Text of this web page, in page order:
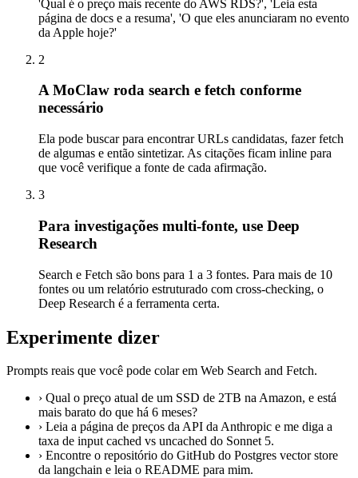
'Qual é o preço mais recente do AWS RDS?', 'Leia esta
página de docs e a resuma', 'O que eles anunciaram no evento
da Apple hoje?'
2
A MoClaw roda search e fetch conforme
necessário
Ela pode buscar para encontrar URLs candidatas, fazer fetch
de algumas e então sintetizar. As citações ficam inline para
que você verifique a fonte de cada afirmação.
3
Para investigações multi-fonte, use Deep
Research
Search e Fetch são bons para 1 a 3 fontes. Para mais de 10
fontes ou um relatório estruturado com cross-checking, o
Deep Research é a ferramenta certa.
Experimente dizer
Prompts reais que você pode colar em Web Search and Fetch.
› Qual o preço atual de um SSD de 2TB na Amazon, e está
mais barato do que há 6 meses?
› Leia a página de preços da API da Anthropic e me diga a
taxa de input cached vs uncached do Sonnet 5.
› Encontre o repositório do GitHub do Postgres vector store
da langchain e leia o README para mim.